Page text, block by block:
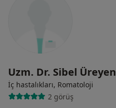
Uzm. Dr. Sibel Üreyen
İç hastalıkları, Romatoloji
2 görüş